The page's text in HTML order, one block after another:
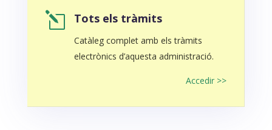
l Tots els tràmits
Catàleg complet amb els tràmits
electrònics d’aquesta administració.
Accedir >>